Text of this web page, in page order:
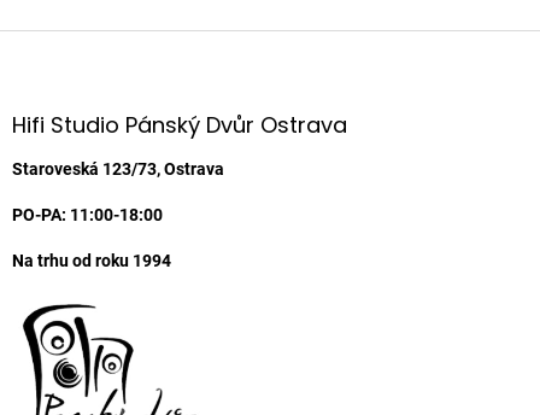
Z
aHifi Studio Pánský Dvůr Ostrava
Staroveská 123/73, Ostrava
PO-PA: 11:00-18:00
Na trhu od roku 1994